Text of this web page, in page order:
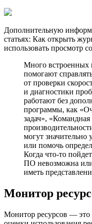
Дополнительную
статьях: Как открыть
использовать просмотр
Много встроенных
помогают
от проверки
и диагностики
работают без
программы, как
задач»,
могут значительно
или помочь
Когда что-то
ПО невозможна
иметь
Монитор
Монитор ресурсов — это